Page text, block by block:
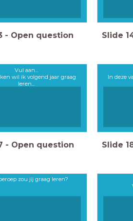
- Open question Slide
Vul aan...
wil ik volgend jaar graag
leren...
- Open question
In deze
Slide
zou jij graag leren?